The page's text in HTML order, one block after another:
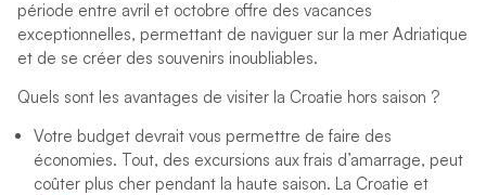
période entre avril et octobre offre des vacances
exceptionnelles, permettant de naviguer sur la mer Adriatique
et de se créer des souvenirs inoubliables.
Quels sont les avantages de visiter la Croatie hors saison ?
Votre budget devrait vous permettre de faire des
économies. Tout, des excursions aux frais d’amarrage, peut
coûter plus cher pendant la haute saison. La Croatie et